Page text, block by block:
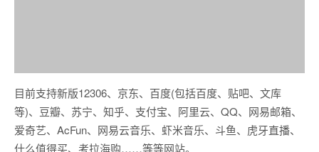
目前支持新版12306、京东、百度(包括百度、贴吧、文库
等)、豆瓣、苏宁、知乎、支付宝、阿里云、QQ、网易邮箱、
爱奇艺、AcFun、网易云音乐、虾米音乐、斗鱼、虎牙直播、
什么值得买、考拉海购……等等网站。